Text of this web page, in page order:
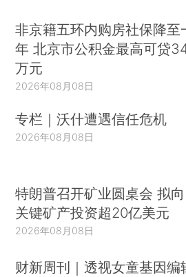
非京籍五环内购房社保降至
年 北京市公积金最高可贷
万元
2026年08月08日
专栏｜沃什遭遇信任危机
2026年08月08日
特朗普召开矿业圆桌会 拟向
关键矿产投资超20亿美元
2026年08月08日
财新周刊｜透视女童基因编